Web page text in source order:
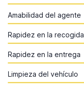
Amabilidad del agente
Rapidez en la recogida
Rapidez en la entrega
Limpieza del vehículo